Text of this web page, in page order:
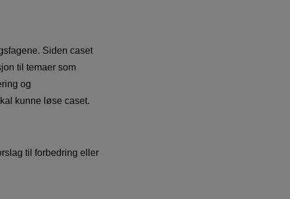
Siden caset
til temaer som
og
kunne løse caset.
til forbedring eller